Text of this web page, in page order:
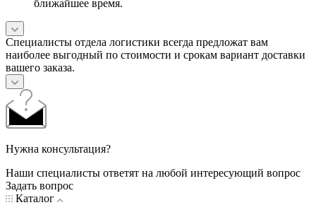
ближайшее время.
Специалисты отдела логистики всегда предложат вам
наиболее выгодный по стоимости и срокам вариант доставки
вашего заказа.
Нужна консультация?
Наши специалисты ответят на любой интересующий вопрос
Задать вопрос
Каталог